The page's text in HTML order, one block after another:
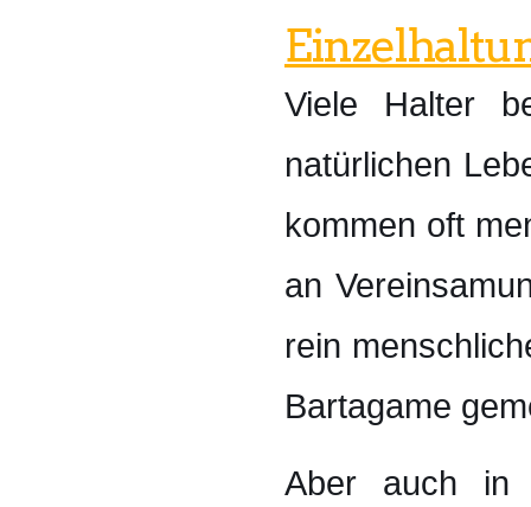
Viele Halter
natürlichen
kommen oft
an
rein
Bartagame
Aber auch in